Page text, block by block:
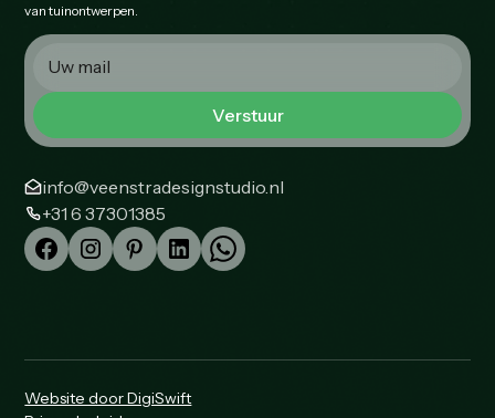
van tuinontwerpen.
info@veenstradesignstudio.nl
+31 6 37301385
Website door DigiSwift